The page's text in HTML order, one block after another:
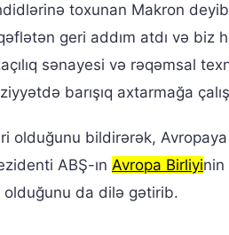
toxunan Makron
geri addım atdı və
sənayesi və rəqəmsal
barışıq axtarmağa
olduğunu bildirərək,
ABŞ-ın Avropa Birliyinin
olduğunu da dilə gətirib.